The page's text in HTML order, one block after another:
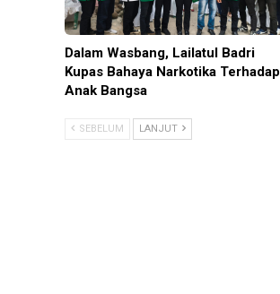
Dalam Wasbang, Lailatul Badri
Kupas Bahaya Narkotika Terhadap
Anak Bangsa
SEBELUM LANJUT